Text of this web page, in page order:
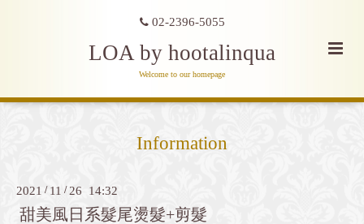
02-2396-5055
LOA by hootalinqua
Welcome to our homepage
Information
2021 / 11 / 26 14:32
甜美風日系髮尾燙髮+剪髮